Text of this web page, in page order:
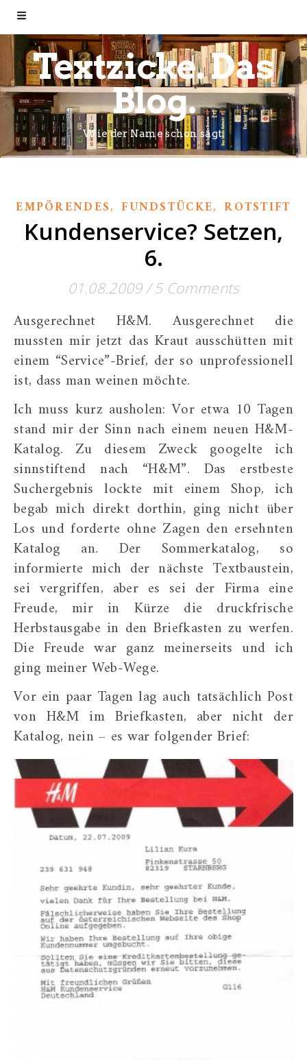
Textzicke. Das
Blog.
Wie der Name schon sagt.
EMPÖRENDES,FUNDSTÜCKE,ROTSTIFT
Kundenservice? Setzen,
6.
01.08.2009/ 5 Comments
Ausgerechnet H&M. Ausgerechnet die
mussten mir jetzt das Kraut ausschütten mit
einem “Service”-Brief, der so unprofessionell
ist, dass man weinen möchte.
Ich muss kurz ausholen: Vor etwa 10 Tagen
stand mir der Sinn nach einem neuen H&M-
Katalog. Zu diesem Zweck googelte ich
sinnstiftend nach “H&M”. Das erstbeste
Suchergebnis lockte mit einem Shop, ich
begab mich direkt dorthin, ging nicht über
Los und forderte ohne Zagen den ersehnten
Katalog an. Der Sommerkatalog, so
informierte mich der nächste Textbaustein,
sei vergriffen, aber es sei der Firma eine
Freude, mir in Kürze die druckfrische
Herbstausgabe in den Briefkasten zu werfen.
Die Freude war ganz meinerseits und ich
ging meiner Web-Wege.
Vor ein paar Tagen lag auch tatsächlich Post
von H&M im Briefkasten, aber nicht der
Katalog, nein – es war folgender Brief: